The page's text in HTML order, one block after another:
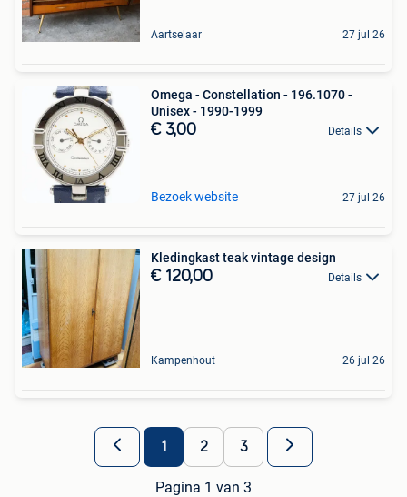
Aartselaar 27 jul 26
Omega - Constellation - 196.1070 -
Unisex - 1990-1999
€ 3,00 Details
Bezoek website 27 jul 26
Kledingkast teak vintage design
€ 120,00 Details
Kampenhout 26 jul 26
1 2 3
Pagina 1 van 3